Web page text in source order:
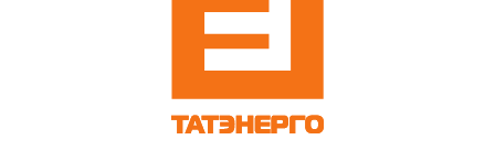
отраслевыми нормативами,
что обеспечивает высокое
качество работ на всех